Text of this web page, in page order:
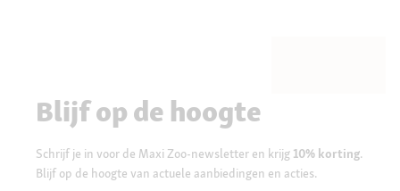
Blijf op de hoogte
Schrijf je in voor de Maxi Zoo-newsletter en krijg 10% korting.
Blijf op de hoogte van actuele aanbiedingen en acties.